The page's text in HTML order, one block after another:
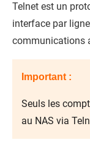
Telnet est un
interface par
communications
Important :
Seuls les
au NAS via